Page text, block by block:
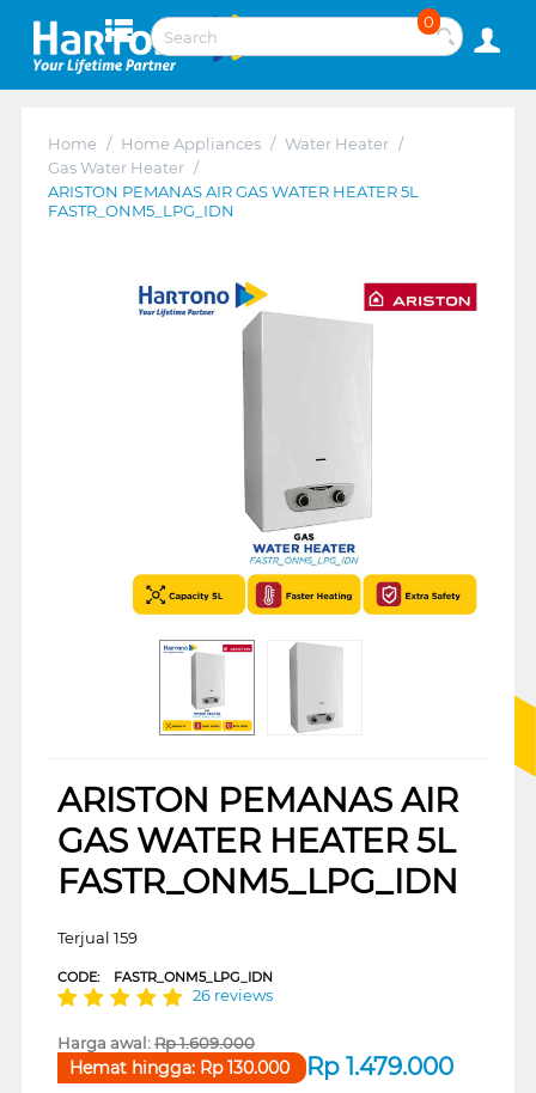
0
Home / Home Appliances / Water Heater /
Gas Water Heater /
ARISTON PEMANAS AIR GAS WATER HEATER 5L
FASTR_ONM5_LPG_IDN
ARISTON PEMANAS AIR
GAS WATER HEATER 5L
FASTR_ONM5_LPG_IDN
Terjual 159
CODE: FASTR_ONM5_LPG_IDN
26 reviews
Harga awal:Rp1.609.000
Rp 1.479.000
Hemat hingga: Rp130.000